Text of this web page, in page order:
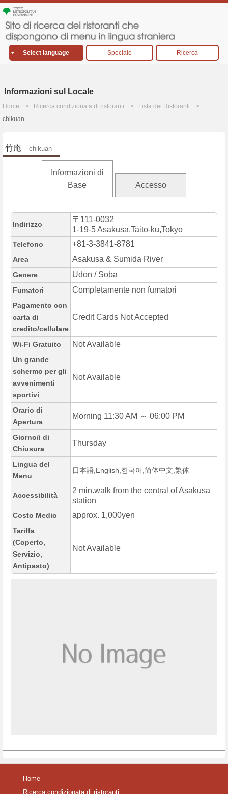
Select language Speciale Ricerca
Informazioni sul Locale
Home Ricerca condizionata di ristoranti
Lista dei Ristoranti
chikuan
竹庵 chikuan
Informazioni di
Base
Accesso
Indirizzo
〒111-0032
1-19-5 Asakusa,Taito-ku,Tokyo
Telefono +81-3-3841-8781
Area Asakusa & Sumida River
Genere Udon / Soba
Fumatori Completamente non fumatori
Pagamento con
carta di
credito/cellulare
Credit Cards Not Accepted
Wi-Fi Gratuito Not Available
Un grande
schermo per gli
avvenimenti
sportivi
Not Available
Orario di
Apertura
Morning 11:30 AM ～ 06:00 PM
Giorno/i di
Chiusura
Thursday
Lingua del
Menu
日本語,English,한국어,简体中文,繁体
Accessibilità
2 min.walk from the central of Asakusa
station
Costo Medio approx. 1,000yen
Tariffa
(Coperto,
Servizio,
Antipasto)
Not Available
Home
Ricerca condizionata di ristoranti